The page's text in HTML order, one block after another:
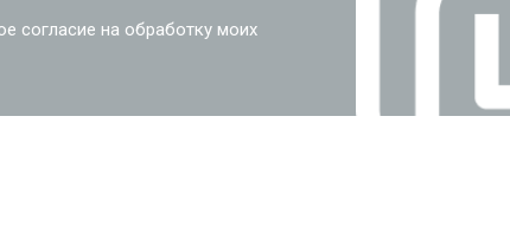
согласие на обработку моих